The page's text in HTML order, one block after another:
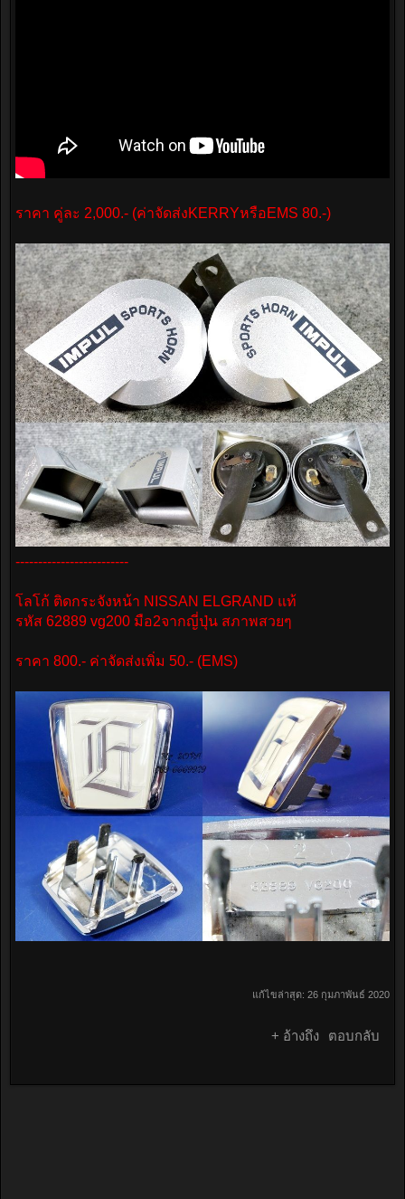
ราคา คู่ละ 2,000.- (ค่าจัดส่งKERRYหรือEMS 80.-)
-------------------------
โลโก้ ติดกระจังหน้า NISSAN ELGRAND แท้
รหัส 62889 vg200 มือ2จากญี่ปุ่น สภาพสวยๆ
ราคา 800.- ค่าจัดส่งเพิ่ม 50.- (EMS)
แก้ไขล่าสุด: 26 กุมภาพันธ์ 2020
+ อ้างถึง ตอบกลับ